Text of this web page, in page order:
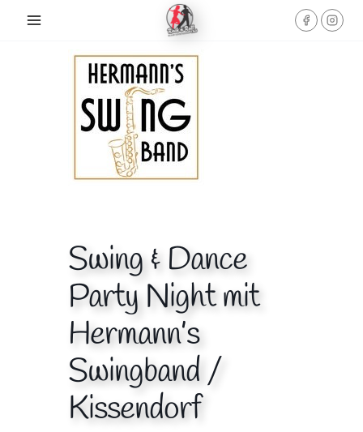
Swing & Dance
Party Night mit
Hermann’s
Swingband /
Kissendorf